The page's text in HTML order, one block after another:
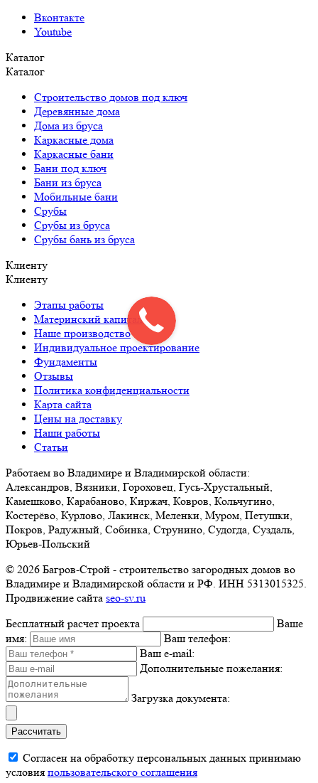
Вконтакте
Youtube
Каталог
Каталог
Строительство домов под ключ
Деревянные дома
Дома из бруса
Каркасные дома
Каркасные бани
Бани под ключ
Бани из бруса
Мобильные бани
Срубы
Срубы из бруса
Срубы бань из бруса
Клиенту
Клиенту
Этапы работы
Материнский капитал
Наше производство
Индивидуальное проектирование
Фундаменты
Отзывы
Политика конфиденциальности
Карта сайта
Цены на доставку
Наши работы
Статьи
Работаем во Владимире и Владимирской области:
Александров, Вязники, Гороховец, Гусь-Хрустальный,
Камешково, Карабаново, Киржач, Ковров, Кольчугино,
Костерёво, Курлово, Лакинск, Меленки, Муром, Петушки,
Покров, Радужный, Собинка, Струнино, Судогда, Суздаль,
Юрьев-Польский
© 2026 Багров-Строй - строительство загородных домов во
Владимире и Владимирской области и РФ. ИНН 5313015325.
Продвижение сайта seo-sv.ru
Бесплатный расчет проекта
Ваше
имя:
Ваш телефон:
Ваш e-mail:
Дополнительные пожелания:
Загрузка документа:
Рассчитать
Согласен на обработку персональных данных принимаю
условия пользовательского соглашения